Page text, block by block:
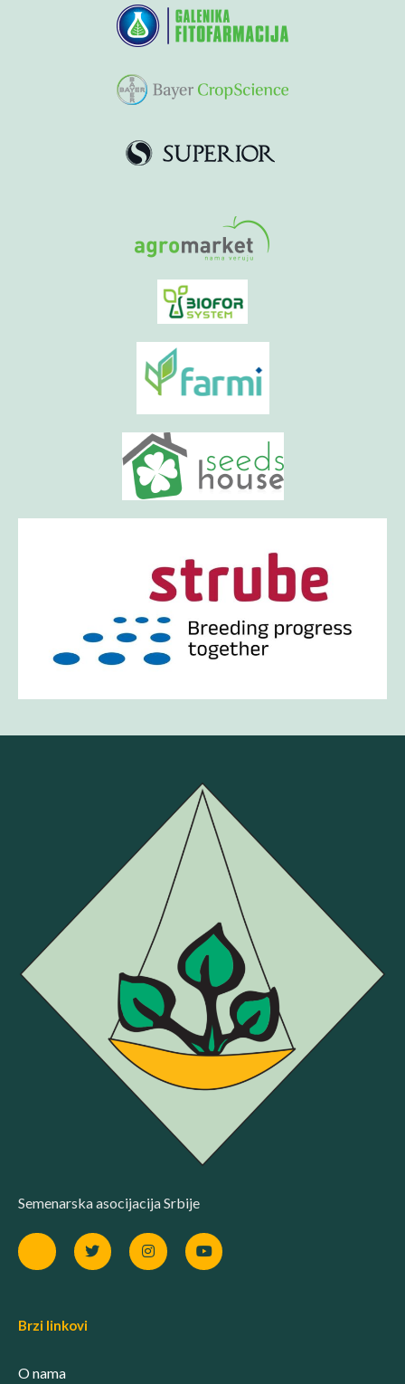
Semenarska asocijacija Srbije
Brzi linkovi
O nama